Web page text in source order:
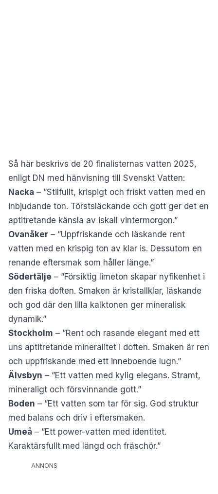
Så här beskrivs de 20 finalisternas vatten 2025,
enligt DN med hänvisning till Svenskt Vatten:
Nacka – ”Stilfullt, krispigt och friskt vatten med en
inbjudande ton. Törstsläckande och gott ger det en
aptitretande känsla av iskall vintermorgon.”
Ovanåker – ”Uppfriskande och läskande rent
vatten med en krispig ton av klar is. Dessutom en
renande eftersmak som håller länge.”
Södertälje – ”Försiktig limeton skapar nyfikenhet i
den friska doften. Smaken är kristallklar, läskande
och god där den lilla kalktonen ger mineralisk
dynamik.”
Stockholm – ”Rent och rasande elegant med ett
uns aptitretande mineralitet i doften. Smaken är ren
och uppfriskande med ett inneboende lugn.”
Älvsbyn – ”Ett vatten med kylig elegans. Stramt,
mineraligt och försvinnande gott.”
Boden – ”Ett vatten som tar för sig. God struktur
med balans och driv i eftersmaken.
Umeå – ”Ett power-vatten med identitet.
Karaktärsfullt med längd och fräschör.”
ANNONS